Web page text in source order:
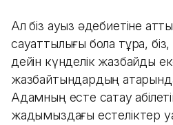
Ал біз ауыз әдебиетіне
сауаттылығы бола тұра, біз,
дейін күнделік жазбайды
жазбайтындардың
Адамның есте сақтау
жадымыздағы естеліктер